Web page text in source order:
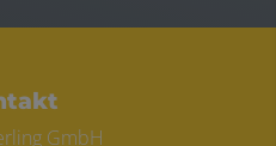
und
GmbH